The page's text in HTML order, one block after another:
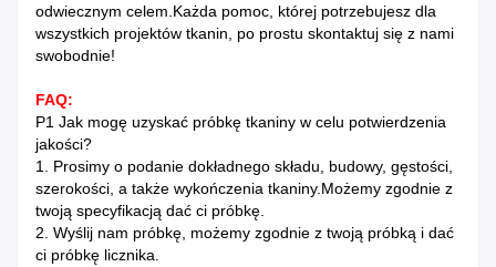
odwiecznym celem.Każda pomoc, której potrzebujesz dla
wszystkich projektów tkanin, po prostu skontaktuj się z nami
swobodnie!
FAQ:
P1 Jak mogę uzyskać próbkę tkaniny w celu potwierdzenia
jakości?
1. Prosimy o podanie dokładnego składu, budowy, gęstości,
szerokości, a także wykończenia tkaniny.Możemy zgodnie z
twoją specyfikacją dać ci próbkę.
2. Wyślij nam próbkę, możemy zgodnie z twoją próbką i dać
ci próbkę licznika.